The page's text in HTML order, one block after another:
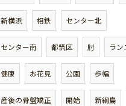
新横浜 相鉄 センター北
センター南 都筑区 肘 ラン
健康 お花見 公園 歩幅
産後の骨盤矯正 開始 新綱島